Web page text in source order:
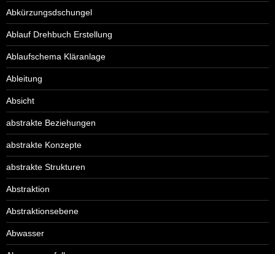
Abkürzungsdschungel
Ablauf Drehbuch Erstellung
Ablaufschema Kläranlage
Ableitung
Absicht
abstrakte Beziehungen
abstrakte Konzepte
abstrakte Strukturen
Abstraktion
Abstraktionsebene
Abwasser